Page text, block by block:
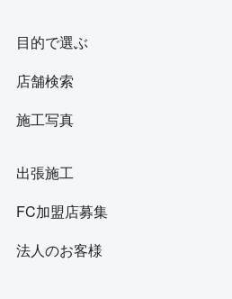
目的で選ぶ
店舗検索
施工写真
出張施工
FC加盟店募集
法人のお客様